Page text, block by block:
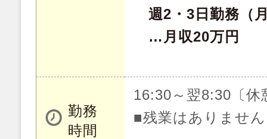
週2・3日勤務（
…月収20万円
勤務
時間
16:30～翌8:30〔休
■残業はありませ